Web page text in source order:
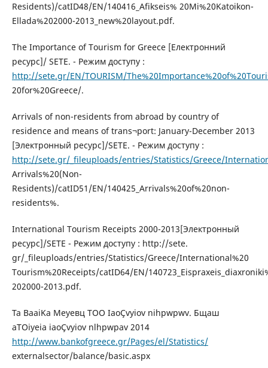
Residents)/catID48/EN/140416_Afikseis% 20Mi%20Katoikon-
Ellada%202000-2013_new%20layout.pdf.
The Importance of Tourism for Greece [Електронний
ресурс]/ SETE. - Режим доступу :
http://sete.gr/EN/TOURISM/
20for%20Greece/.
Arrivals of non-residents from abroad by country of
residence and means of trans¬port: January-December 2013
[Электронный ресурс]/SETE. - Режим доступу :
http://sete.gr/_fileuploads/entries/Statistics/Greece/
Arrivals%20(Non-
Residents)/catID51/EN/140425_Arrivals%20of%20non-
residents%.
International Tourism Receipts 2000-2013[Электронный
ресурс]/SETE - Режим доступу : http://sete.
gr/_fileuploads/entries/Statistics/Greece/International%20
Tourism%20Receipts/catID64/EN/
202000-2013.pdf.
Ta BaaiKa Меуевц TOO IaoÇvyiov nihpwpwv. Бщаш
aTOiyeia iaoÇvyiov nlhpwpav 2014
http://www.bankofgreece.gr/Pages/el/Statistics/
externalsector/balance/basic.aspx